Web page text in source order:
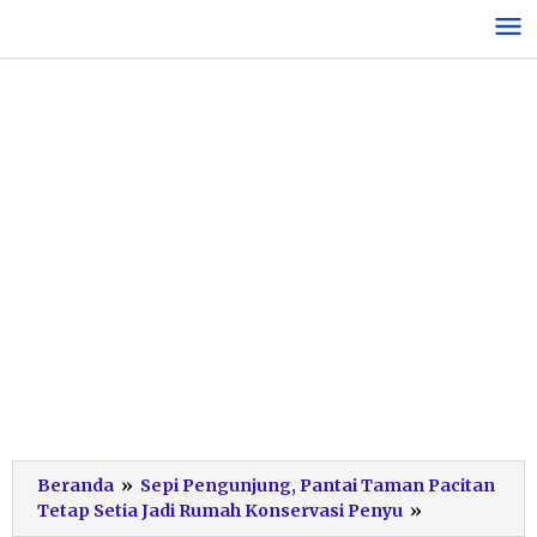
konten
Beranda » Sepi Pengunjung, Pantai Taman Pacitan
Tetap Setia Jadi Rumah Konservasi Penyu »